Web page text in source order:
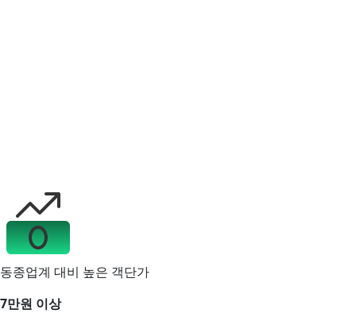
동종업계 대비 높은 객단가
7만원 이상